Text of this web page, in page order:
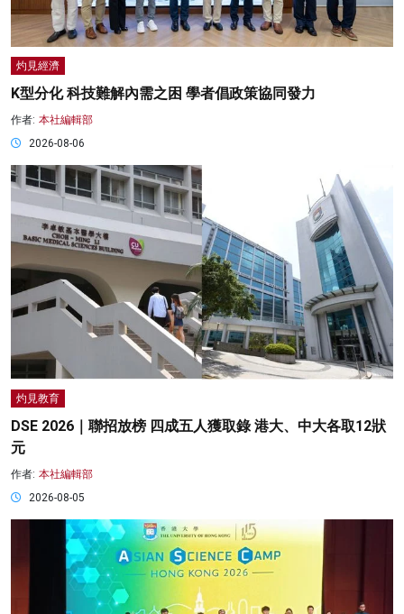
灼見經濟
K型分化 科技難解內需之困 學者倡政策協同發力
作者: 本社編輯部
2026-08-06
灼見教育
DSE 2026｜聯招放榜 四成五人獲取錄 港大、中大各取12狀
元
作者: 本社編輯部
2026-08-05